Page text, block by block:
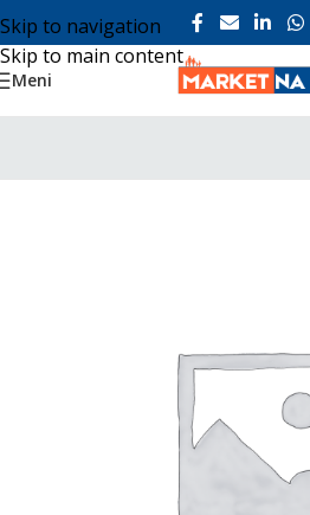
Skip to navigation
Skip to main content
Meni